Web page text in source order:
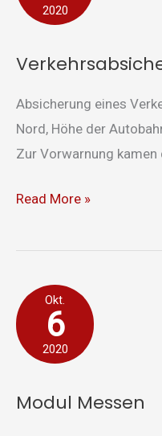
2020
Absicherung eines
Nord, Höhe der
Zur Vorwarnung kamen
Read More »
Okt.
6
2020
Modul Messen
Modul
Messen